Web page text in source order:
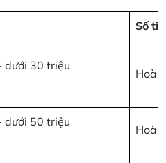
Số
dưới 30 triệu
dưới 50 triệu